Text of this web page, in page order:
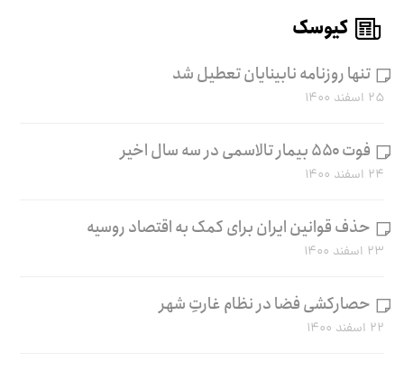
کیوسک
تنها روزنامه نابینایان تعطیل شد
۲۵ اسفند ۱۴۰۰
فوت ۵۵۰ بیمار تالاسمی در سه سال اخیر
۲۴ اسفند ۱۴۰۰
حذف قوانین ایران برای کمک به اقتصاد روسیه
۲۳ اسفند ۱۴۰۰
حصارکشی فضا در نظام غارتِ شهر
۲۲ اسفند ۱۴۰۰